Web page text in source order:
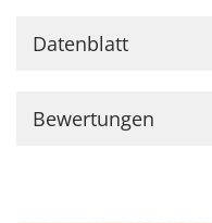
Datenblatt
Bewertungen